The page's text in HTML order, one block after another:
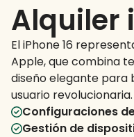
Alquiler
El iPhone 16
Apple, que combina
diseño elegante para
usuario revolucionaria.
Configuraciones
Gestión de